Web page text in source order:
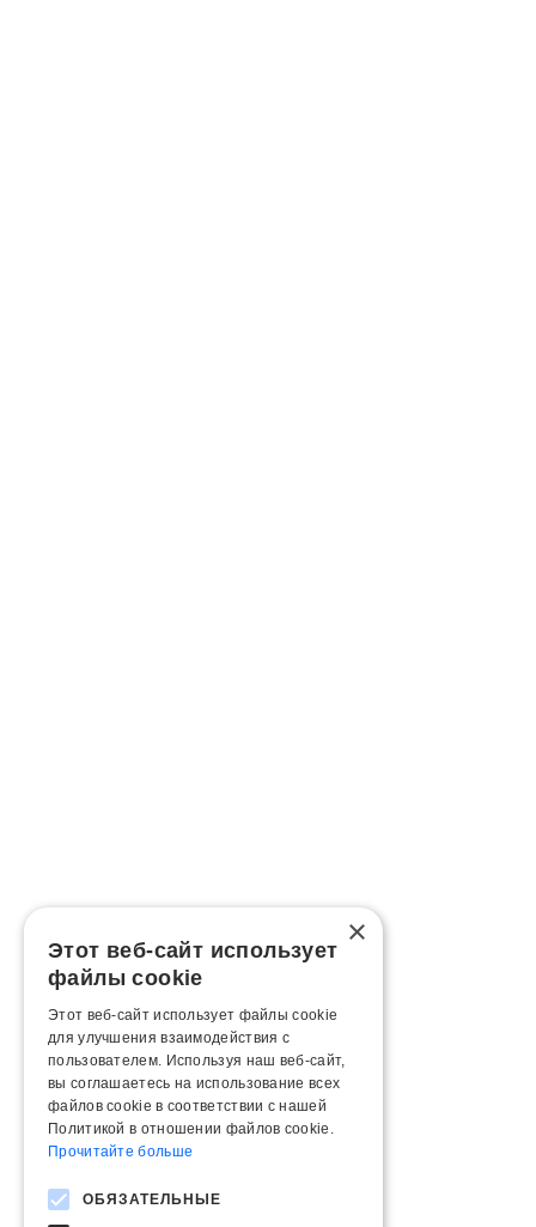
×
Этот веб-сайт использует
файлы cookie
Этот веб-сайт использует файлы cookie
для улучшения взаимодействия с
пользователем. Используя наш веб-сайт,
вы соглашаетесь на использование всех
файлов cookie в соответствии с нашей
Политикой в ​​отношении файлов cookie.
Прочитайте больше
ОБЯЗАТЕЛЬНЫЕ